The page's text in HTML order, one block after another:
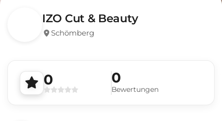
IZO Cut & Beauty
Schömberg
0 0
Bewertungen